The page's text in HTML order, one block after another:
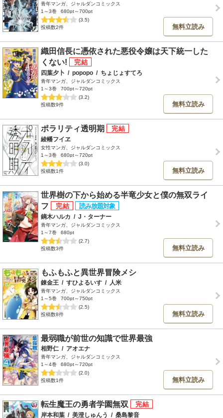
青年マンガ、ジャルダンコミックス
1～3巻
680pt～700pt
(3.5)
投稿数2件
無料立読み
織田信長に憑依された悪役令嬢は天下統一した
くない!
四葉夕卜 / popopo / ちょじょすてろ
青年マンガ、ジャルダンコミックス
1～3巻
700pt～720pt
(3.2)
投稿数9件
無料立読み
ポラリティ透明期
綾幡フイヱ
女性マンガ、ジャルダンコミックス
1～3巻
680pt～720pt
(3.0)
投稿数1件
無料立読み
世界樹の下から始める半竜少女と僕の無双ライ
フ
鏑木ハルカ / J・ターナー
青年マンガ、ジャルダンコミックス
1～7巻
680pt
(2.7)
投稿数3件
無料立読み
もふもふと異世界冒険メシ
錬金王 / すひよるいす / 人米
青年マンガ、ジャルダンコミックス
1～5巻
700pt～750pt
(2.5)
投稿数8件
無料立読み
最弱職が前世の知識で世界最強
相野仁 / アオエナ
青年マンガ、ジャルダンコミックス
1～4巻
680pt～720pt
(2.0)
投稿数1件
無料立読み
転生魔王の勇者学園無双
岸本和葉 / 美澄しゅんう / 桑島黎音